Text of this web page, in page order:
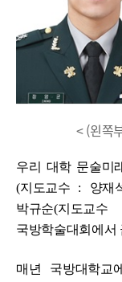
< (왼쪽
우리 대학 문술미
(지도교수 : 양재
박규순(지도교수
국방학술대회에서
매년 국방대학교